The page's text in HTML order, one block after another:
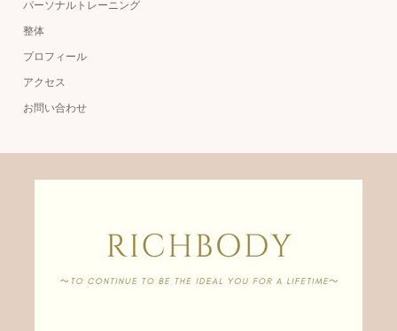
パーソナルトレーニング
整体
プロフィール
アクセス
お問い合わせ